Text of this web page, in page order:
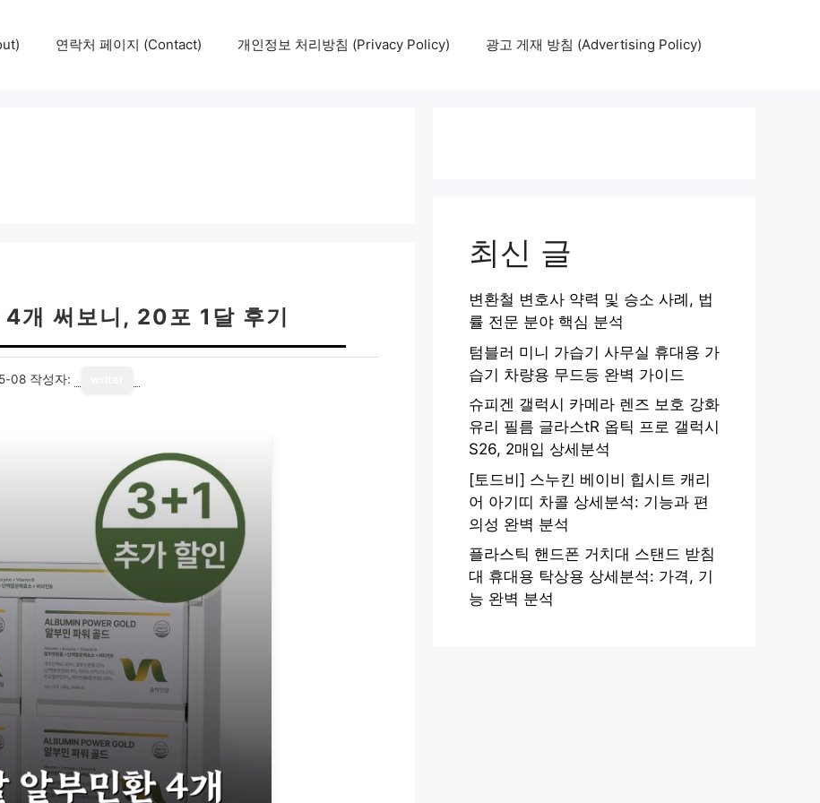
연락처 페이지 (Contact) 개인정보 처리방침 (Privacy Policy) 광고 게재 방침 (Advertising Policy)
개 써보니, 20포 1달 후기
08 작성자:
최신 글
변환철 변호사 약력 및 승소 사례, 법
률 전문 분야 핵심 분석
텀블러 미니 가습기 사무실 휴대용 가
습기 차량용 무드등 완벽 가이드
슈피겐 갤럭시 카메라 렌즈 보호 강화
유리 필름 글라스tR 옵틱 프로 갤럭시
S26, 2매입 상세분석
[토드비] 스누킨 베이비 힙시트 캐리
어 아기띠 차콜 상세분석: 기능과 편
의성 완벽 분석
플라스틱 핸드폰 거치대 스탠드 받침
대 휴대용 탁상용 상세분석: 가격, 기
능 완벽 분석